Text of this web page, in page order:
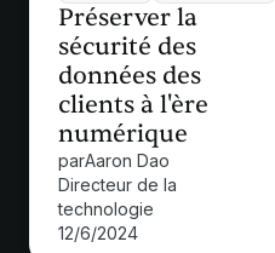
Préserver la
sécurité des
données des
clients à l'ère
numérique
parAaron Dao
Directeur de la
technologie
12/6/2024